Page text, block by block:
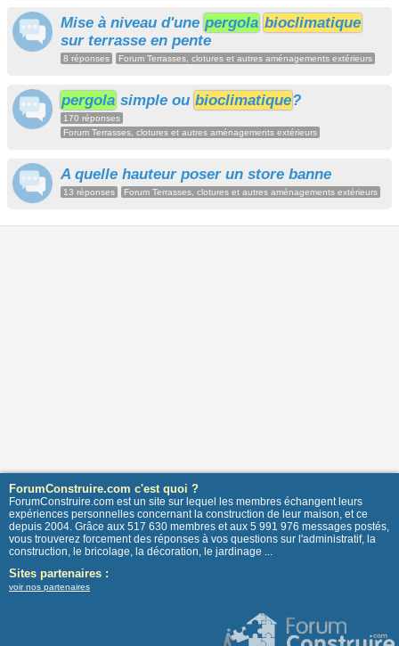
Mise à niveau d'une pergola bioclimatique
sur terrasse en pente
8 réponses Forum Terrasses, clotures et autres aménagements extérieurs
pergola simple ou bioclimatique?
170 réponses
Forum Terrasses, clotures et autres aménagements extérieurs
A quelle hauteur poser un store banne
13 réponses Forum Terrasses, clotures et autres aménagements extérieurs
ForumConstruire.com c'est quoi ?
ForumConstruire.com est un site sur lequel les membres échangent leurs
expériences personnelles concernant la construction de leur maison, et ce
depuis 2004. Grâce aux 517 630 membres et aux 5 991 976 messages postés,
vous trouverez forcement des réponses à vos questions sur l'administratif, la
construction, le bricolage, la décoration, le jardinage ...
Sites partenaires :
voir nos partenaires